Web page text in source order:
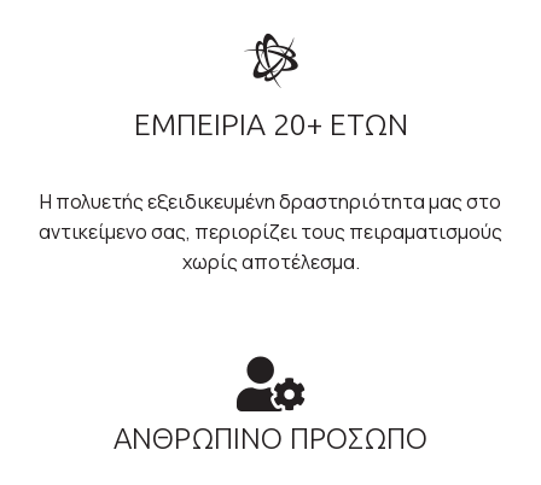
ΕΜΠΕΙΡΙΑ 20+ ΕΤΩΝ
Η πολυετής εξειδικευμένη δραστηριότητα μας στο
αντικείμενο σας, περιορίζει τους πειραματισμούς
χωρίς αποτέλεσμα.
ΑΝΘΡΩΠΙΝΟ ΠΡΟΣΩΠΟ